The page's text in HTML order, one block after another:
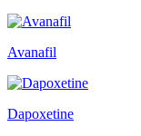
Avanafil
Dapoxetine